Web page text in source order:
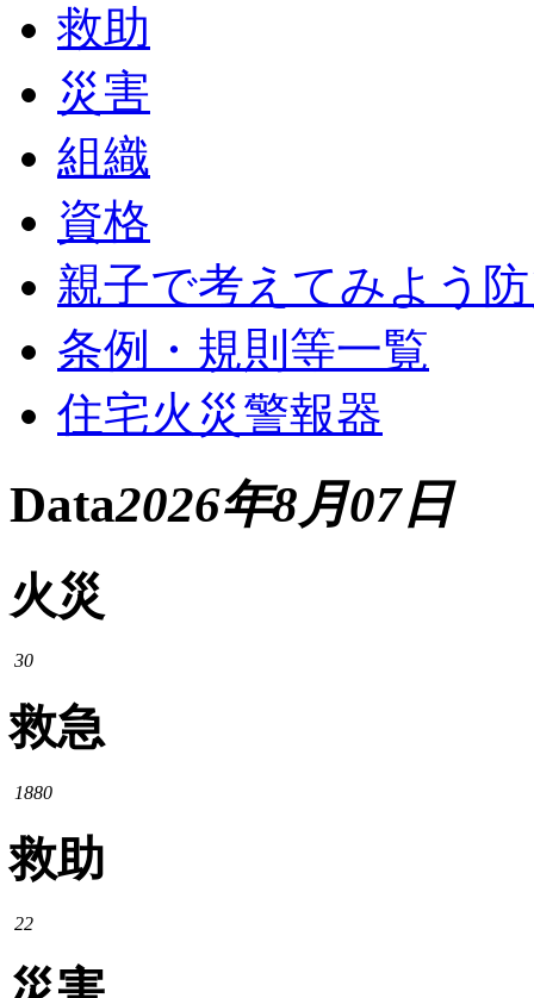
救助
災害
組織
資格
親子で考えてみよう
条例・規則等一覧
住宅火災警報器
Data2026年8月07日
火災
30
救急
1880
救助
22